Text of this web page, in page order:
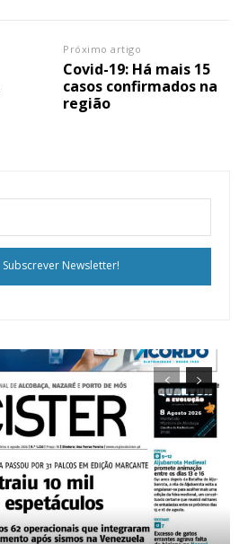
Próximo artigo
Covid-19: Há mais 15
casos confirmados na
região
Subscrever Newsletter!